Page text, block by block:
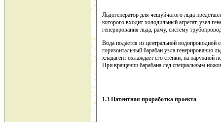
Льдогенератор для чешуйчатого льда
которого входит холодильный агрегат, узел
генерирования льда, раму, систему
Вода подается из центральной водопроводной
горизонтальный барабан узла генерирования
хладагент охлаждает его стенки, на наружной
При вращении барабана лед специальным
1.3 Патентная проработка проекта